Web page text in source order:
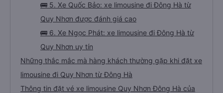
🚌 5. Xe Quốc Bảo: xe limousine đi Đông Hà từ
Quy Nhơn được đánh giá cao
🚌 6. Xe Ngọc Phát: xe limousine đi Đông Hà từ
Quy Nhơn uy tín
Những thắc mắc mà hàng khách thường gặp khi đặt xe
limousine đi Quy Nhơn từ Đông Hà
Thông tin đặt vé xe limousine Quy Nhơn Đông Hà của